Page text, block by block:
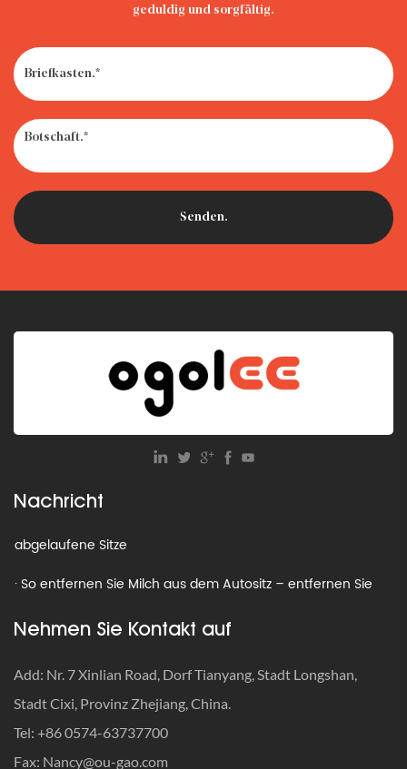
geduldig und sorgfältig.
Nachricht
· So werden Sie alte Autositze los: Recyceln, spenden oder
wegwerfen?
abgelaufene Sitze
· So entfernen Sie Milch aus dem Autositz – entfernen Sie
· So reisen Sie mit einem Autositz: Der ultimative Leitfaden,
bei dem Sicherheit an erster Stelle steht
Nehmen Sie Kontakt auf
Add: Nr. 7 Xinlian Road, Dorf Tianyang, Stadt Longshan,
Stadt Cixi, Provinz Zhejiang, China.
Tel: +86 0574-63737700
Fax: Nancy@ou-gao.com